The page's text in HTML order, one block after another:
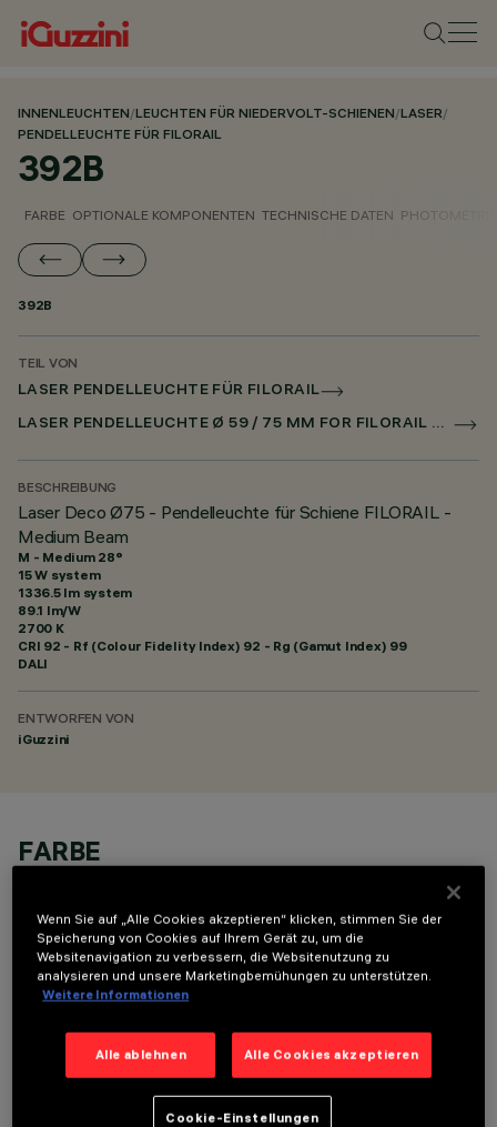
INNENLEUCHTEN/LEUCHTEN FÜR NIEDERVOLT-SCHIENEN/LASER/
PENDELLEUCHTE FÜR FILORAIL
392B
FARBE OPTIONALE KOMPONENTEN TECHNISCHE DATEN
392B
TEIL VON
LASER PENDELLEUCHTE FÜR FILORAIL
LASER PENDELLEUCHTE Ø 59 / 75 MM FOR FILORAIL DALI POWERLINE
BESCHREIBUNG
Laser Deco Ø75 - Pendelleuchte für Schiene FILORAIL -
Medium Beam
M - Medium 28°
15 W system
1336.5 lm system
89.1 lm/W
2700 K
CRI 92 - Rf (Colour Fidelity Index) 92 - Rg (Gamut Index) 99
DALI
ENTWORFEN VON
iGuzzini
FARBE
OPTIONALE KOMPONENTEN
Wenn Sie auf „Alle Cookies akzeptieren“ klicken, stimmen Sie der
Speicherung von Cookies auf Ihrem Gerät zu, um die
Websitenavigation zu verbessern, die Websitenutzung zu
analysieren und unsere Marketingbemühungen zu unterstützen.
Weitere Informationen
Alle ablehnen Alle Cookies akzeptieren
Cookie-Einstellungen